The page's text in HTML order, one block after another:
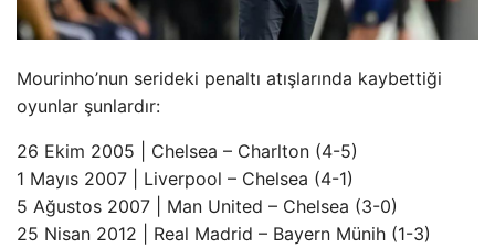
Mourinho’nun serideki penaltı atışlarında kaybettiği
oyunlar şunlardır:
26 Ekim 2005 | Chelsea – Charlton (4-5)
1 Mayıs 2007 | Liverpool – Chelsea (4-1)
5 Ağustos 2007 | Man United – Chelsea (3-0)
25 Nisan 2012 | Real Madrid – Bayern Münih (1-3)